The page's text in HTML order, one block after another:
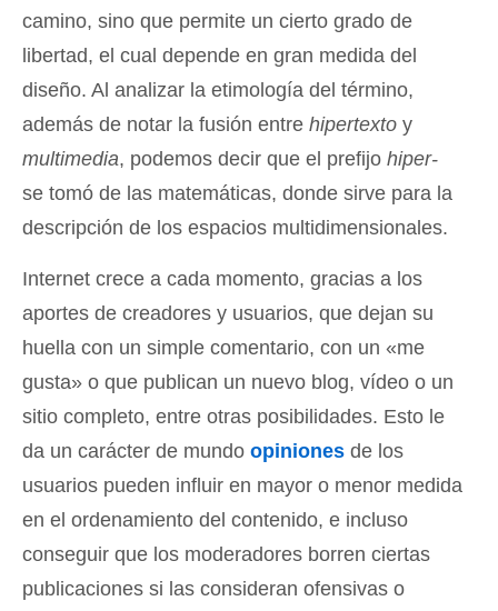
camino, sino que permite un cierto grado de
libertad, el cual depende en gran medida del
diseño. Al analizar la etimología del término,
además de notar la fusión entre hipertexto y
multimedia, podemos decir que el prefijo hiper-
se tomó de las matemáticas, donde sirve para la
descripción de los espacios multidimensionales.
Internet crece a cada momento, gracias a los
aportes de creadores y usuarios, que dejan su
huella con un simple comentario, con un «me
gusta» o que publican un nuevo blog, vídeo o un
sitio completo, entre otras posibilidades. Esto le
da un carácter de mundo opiniones de los
usuarios pueden influir en mayor o menor medida
en el ordenamiento del contenido, e incluso
conseguir que los moderadores borren ciertas
publicaciones si las consideran ofensivas o